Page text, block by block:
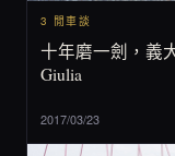
3 閒車談
十年磨一劍，義
Giulia
2017/03/23